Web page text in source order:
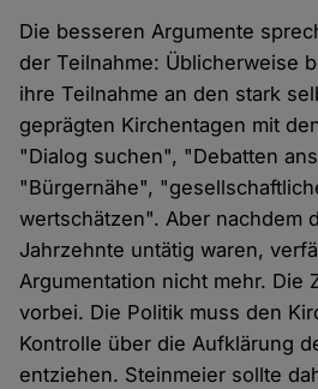
Die besseren Argumente
der Teilnahme: Üblicherweise
ihre Teilnahme an den stark
geprägten Kirchentagen mit
"Dialog suchen", "Debatten
"Bürgernähe",
wertschätzen". Aber nachdem
Jahrzehnte untätig waren,
Argumentation nicht mehr. Die
vorbei. Die Politik muss den
Kontrolle über die Aufklärung
entziehen. Steinmeier sollte